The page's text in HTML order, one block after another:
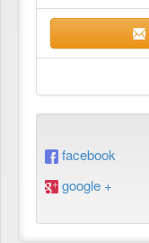
facebook
google +